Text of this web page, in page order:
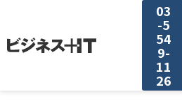
03
-5
54
9-
11
26